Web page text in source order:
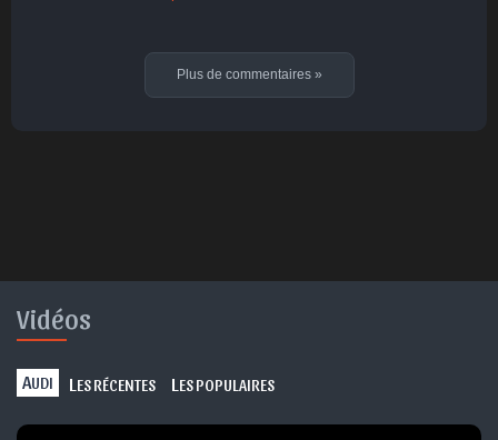
Plus de commentaires »
Vidéos
AUDI L ES RÉCENTES L ES POPULAIRES